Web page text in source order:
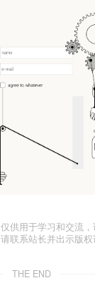
供用于学习和交流
联系站长并出示版
THE END